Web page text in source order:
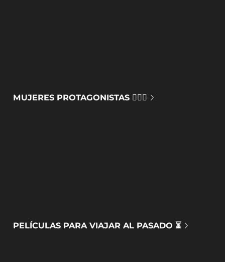
MUJERES PROTAGONISTAS 🙅🏻‍♀️​
PELÍCULAS PARA VIAJAR AL PASADO ⏳